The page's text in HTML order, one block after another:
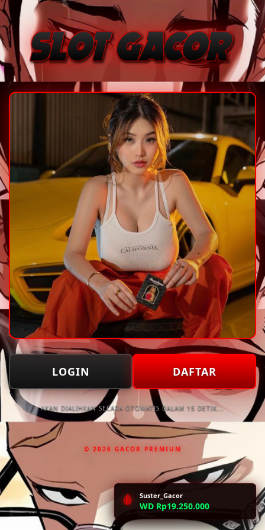
🩸 Suster_Gacor
WD Rp19.250.000
LOGIN DAFTAR
AKAN DIALIHKAN SECARA OTOMATIS DALAM 15 DETIK...
© 2026 GACOR PREMIUM